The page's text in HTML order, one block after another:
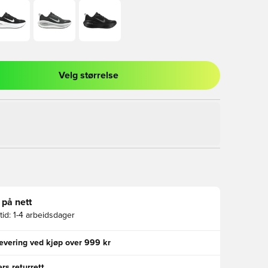
for å logge inn eller registrere deg som medlem
Velg størrelse
nett
1-4 arbeidsdager
ved kjøp over 999 kr